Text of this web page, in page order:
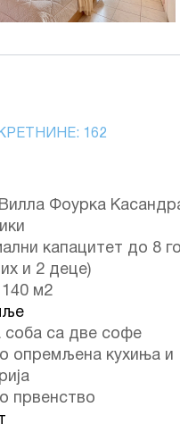
162
Фоурка
капацитет до 8
и 2 деце)
140 м2
соба са две софе
опремљена кухиња и
првенство